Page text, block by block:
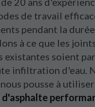
de travail
pendant la
à ce que les
existantes soient
infiltration d'eau.
pousse à
d'asphalte